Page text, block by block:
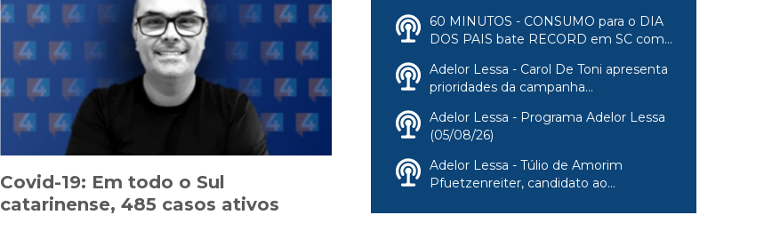
Covid-19: Em todo o Sul
catarinense, 485 casos ativos
60 MINUTOS - CONSUMO para o DIA
DOS PAIS bate RECORD em SC com...
Adelor Lessa - Carol De Toni apresenta
prioridades da campanha...
Adelor Lessa - Programa Adelor Lessa
(05/08/26)
Adelor Lessa - Túlio de Amorim
Pfuetzenreiter, candidato ao...